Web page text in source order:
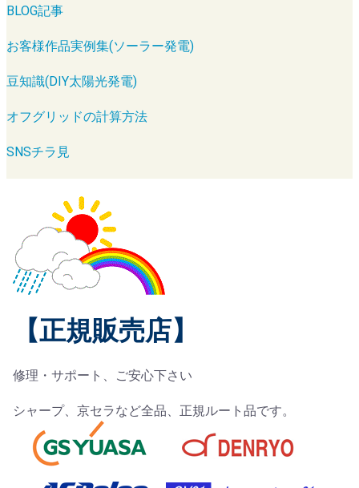
BLOG記事
お客様作品実例集(ソーラー発電)
豆知識(DIY太陽光発電)
オフグリッドの計算方法
SNSチラ見
【正規販売店】
修理・サポート、ご安心下さい
シャープ、京セラなど全品、正規ルート品です。